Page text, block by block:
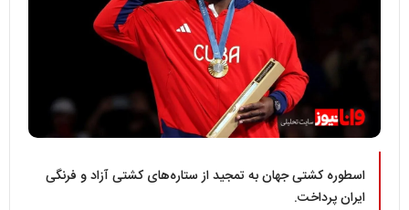
اسطوره کشتی جهان به تمجید از ستاره‌های کشتی آزاد و فرنگی
ایران پرداخت.